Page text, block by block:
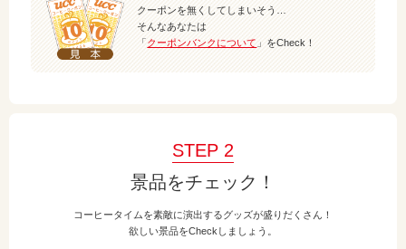
クーポンを無くしてしまいそう…
そんなあなたは
「クーポンバンクについて」をCheck！
STEP 2
景品をチェック！
コーヒータイムを素敵に演出するグッズが盛りだくさん！
欲しい景品をCheckしましょう。